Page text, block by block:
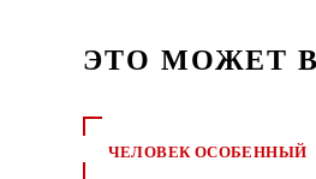
ЭТО МОЖЕТ
ЧЕЛОВЕК ОСОБЕННЫЙ